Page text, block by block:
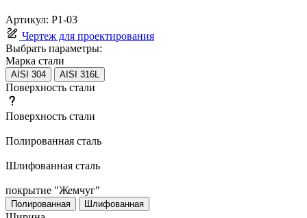
Артикул: Р1-03
Чертеж для проектирования
Выбрать параметры:
Марка стали
AISI 304 AISI 316L
Поверхность стали
Поверхность стали
Полированная сталь
Шлифованная сталь
покрытие "Жемчуг"
Полированная Шлифованная